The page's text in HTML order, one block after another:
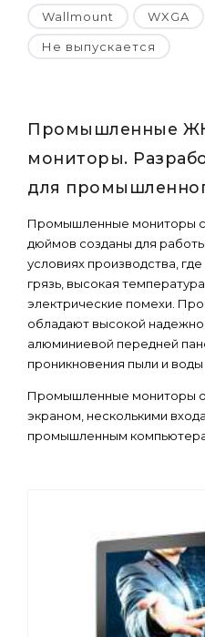
Wallmount WXGA
Не выпускается
Промышленные
мониторы.
для
Промышленные мониторы с
дюймов созданы для
условиях производства,
грязь, высокая
электрические помехи.
обладают высокой
алюминиевой передней
проникновения пыли и воды
Промышленные мониторы
экраном, несколькими
промышленным